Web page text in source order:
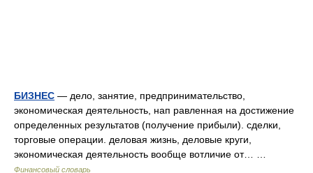
БИЗНЕС — дело, занятие, предпринимательство,
экономическая деятельность, нап равленная на достижение
определенных результатов (получение прибыли). сделки,
торговые операции. деловая жизнь, деловые круги,
экономическая деятельность вообще вотличие от… …
Финансовый словарь